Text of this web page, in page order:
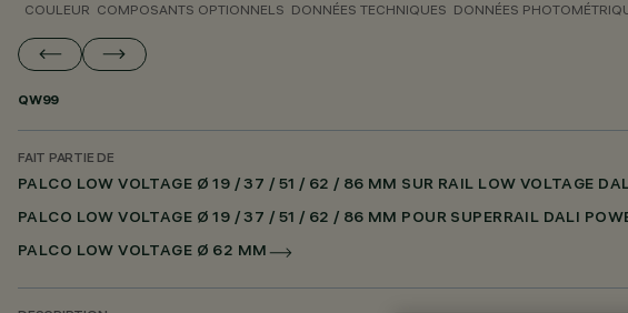
COULEUR COMPOSANTS OPTIONNELS DONNÉES TECHNIQUES DONNÉES
QW99
FAIT PARTIE DE
PALCO LOW VOLTAGE Ø 19 / 37 / 51 / 62 / 86 MM SUR RAIL LOW VOLTAGE
PALCO LOW VOLTAGE Ø 19 / 37 / 51 / 62 / 86 MM POUR SUPERRAIL DALI
PALCO LOW VOLTAGE Ø 62 MM